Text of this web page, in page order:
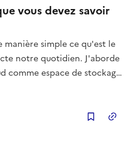
vous devez savoir
manière simple ce qu'est le
notre quotidien. J'aborde
espace de stockage,
atelier dédié à cette